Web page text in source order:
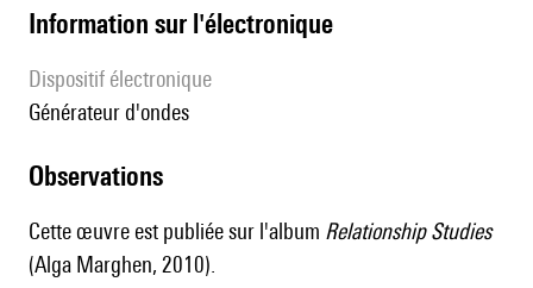
Information sur l'électronique
Dispositif électronique
générateur d'ondes
observations
Cette œuvre est publiée sur l'album Relationship Studies
(Alga Marghen, 2010).